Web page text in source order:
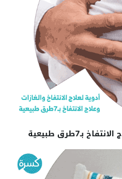
بـ7طرق طبيعية